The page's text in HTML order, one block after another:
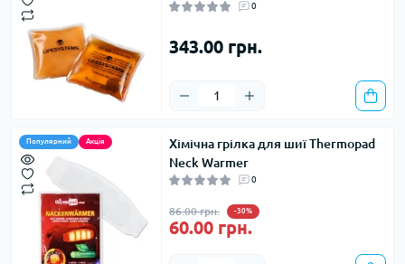
0
343.00 грн.
Популярний Акція
Хімічна грілка для шиї Thermopad
Neck Warmer
0
86.00 грн. -30%
60.00 грн.